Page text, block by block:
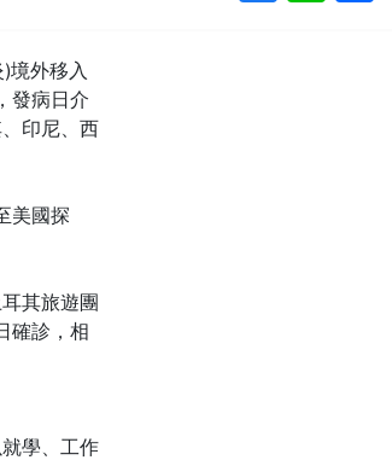
境外移入
發病日介
印尼、西
美國探
其旅遊團
確診，相
學、工作